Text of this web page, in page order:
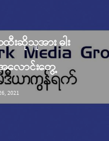
းဆိုသူအား ဓါး
လောင်းတွေ့
2021